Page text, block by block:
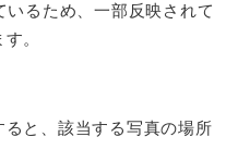
るため、一部反映されて
。
と、該当する写真の場所